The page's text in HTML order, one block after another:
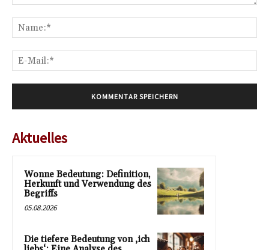
Aktuelles
Wonne Bedeutung: Definition,
Herkunft und Verwendung des
Begriffs
05.08.2026
Die tiefere Bedeutung von ‚ich